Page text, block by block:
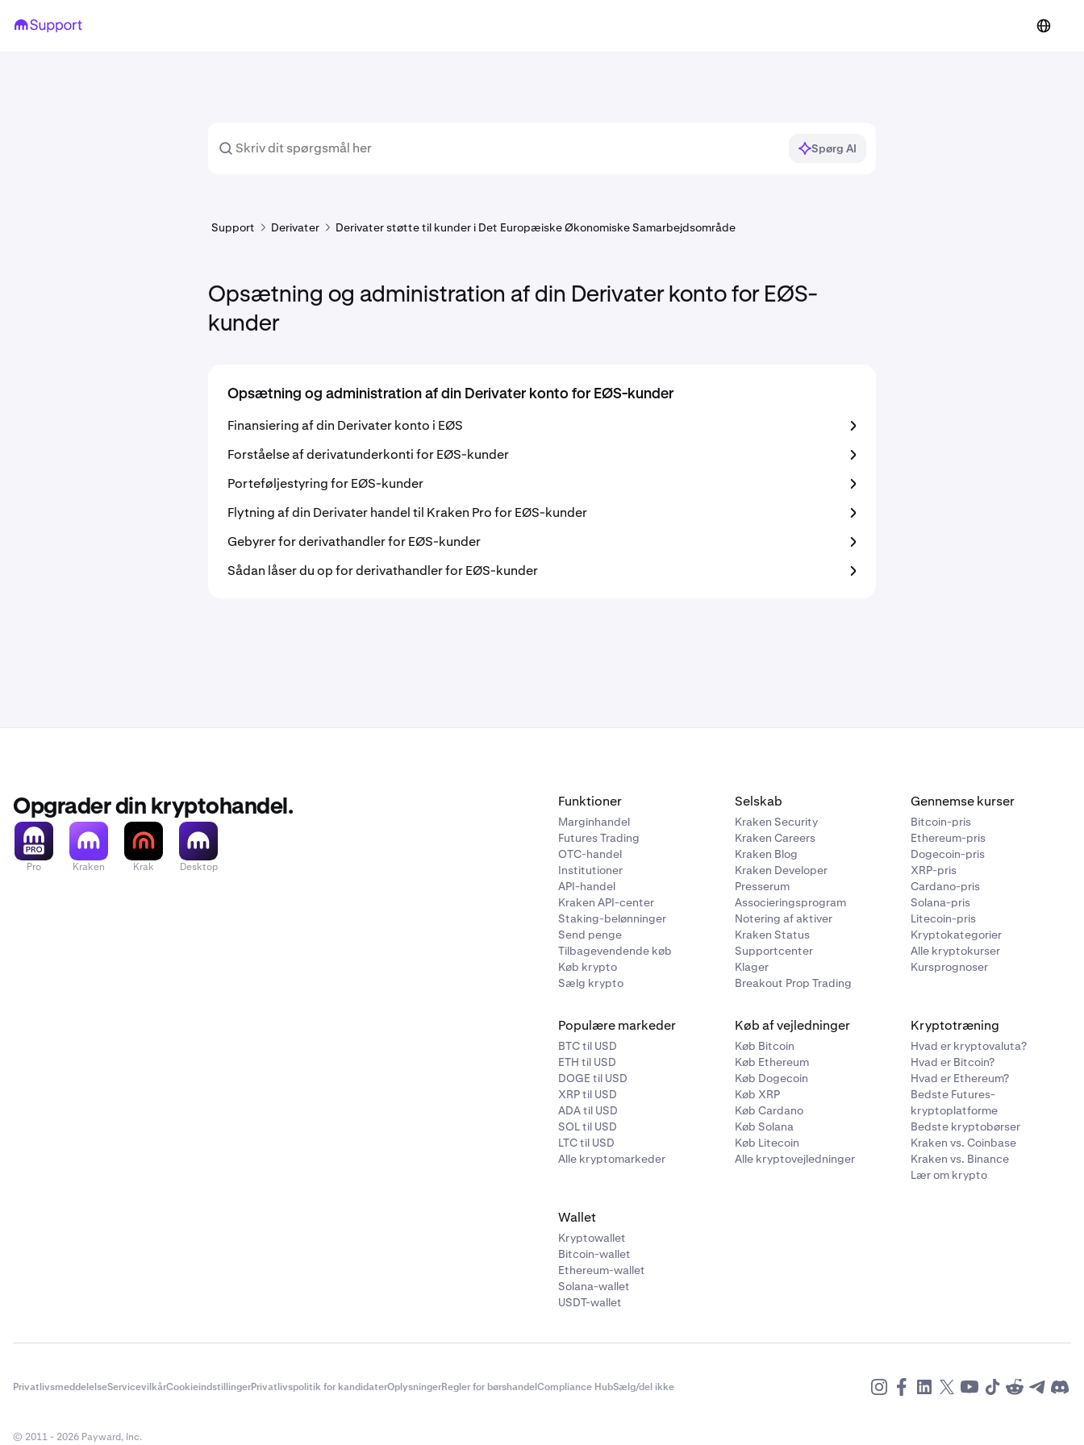
Spørg AI
Support Derivater Derivater støtte til kunder i Det Europæiske Økonomiske Samarbejdsområde
Opsætning og administration af din Derivater konto for EØS-
kunder
Opsætning og administration af din Derivater konto for EØS-kunder
Finansiering af din Derivater konto i EØS
Forståelse af derivatunderkonti for EØS-kunder
Porteføljestyring for EØS-kunder
Flytning af din Derivater handel til Kraken Pro for EØS-kunder
Gebyrer for derivathandler for EØS-kunder
Sådan låser du op for derivathandler for EØS-kunder
Opgrader din kryptohandel.
Pro Kraken Krak Desktop
Funktioner
Marginhandel
Futures Trading
OTC-handel
Institutioner
API-handel
Kraken API-center
Staking-belønninger
Send penge
Tilbagevendende køb
Køb krypto
Sælg krypto
Selskab
Kraken Security
Kraken Careers
Kraken Blog
Kraken Developer
Presserum
Associeringsprogram
Notering af aktiver
Kraken Status
Supportcenter
Klager
Breakout Prop Trading
Gennemse kurser
Bitcoin-pris
Ethereum-pris
Dogecoin-pris
XRP-pris
Cardano-pris
Solana-pris
Litecoin-pris
Kryptokategorier
Alle kryptokurser
Kursprognoser
Populære markeder
BTC til USD
ETH til USD
DOGE til USD
XRP til USD
ADA til USD
SOL til USD
LTC til USD
Alle kryptomarkeder
Køb af vejledninger
Køb Bitcoin
Køb Ethereum
Køb Dogecoin
Køb XRP
Køb Cardano
Køb Solana
Køb Litecoin
Alle kryptovejledninger
Kryptotræning
Hvad er kryptovaluta?
Hvad er Bitcoin?
Hvad er Ethereum?
Bedste Futures-
kryptoplatforme
Bedste kryptobørser
Kraken vs. Coinbase
Kraken vs. Binance
Lær om krypto
Wallet
Kryptowallet
Bitcoin-wallet
Ethereum-wallet
Solana-wallet
USDT-wallet
PrivatlivsmeddelelseServicevilkårCookieindstillingerPrivatlivspolitik for kandidaterOplysningerRegler for børshandelCompliance HubSælg/del ikke
© 2011 - 2026 Payward, Inc.